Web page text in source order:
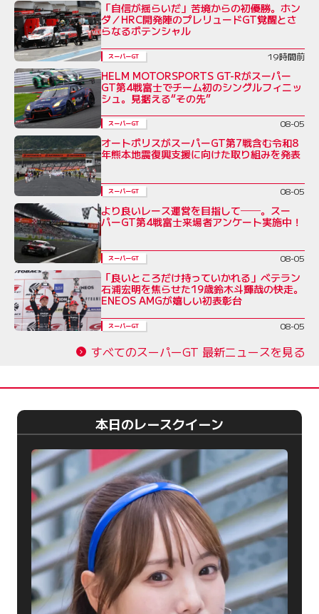
「自信が揺らいだ」苦境からの初優勝。ホン
ダ／HRC開発陣のプレリュードGT覚醒とさ
らなるポテンシャル
スーパーGT 19時間前
HELM MOTORSPORTS GT-Rがスーパー
GT第4戦富士でチーム初のシングルフィニッ
シュ。見据える“その先”
スーパーGT 08-05
オートポリスがスーパーGT第7戦含む令和8
年熊本地震復興支援に向けた取り組みを発表
スーパーGT 08-05
より良いレース運営を目指して──。スー
パーGT第4戦富士来場者アンケート実施中！
スーパーGT 08-05
「良いところだけ持っていかれる」ベテラン
石浦宏明を焦らせた19歳鈴木斗輝哉の快走。
ENEOS AMGが嬉しい初表彰台
スーパーGT 08-05
すべてのスーパーGT 最新ニュースを見る
本日のレースクイーン